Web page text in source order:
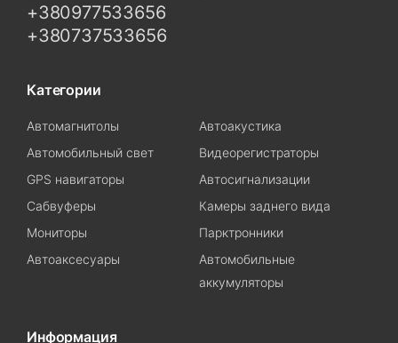
+380977533656
+380737533656
Категории
Автомагнитолы
Автоакустика
Автомобильный свет
Видеорегистраторы
GPS навигаторы
Автосигнализации
Сабвуферы
Камеры заднего вида
Мониторы
Парктронники
Автоаксесуары
Автомобильные
аккумуляторы
Информация